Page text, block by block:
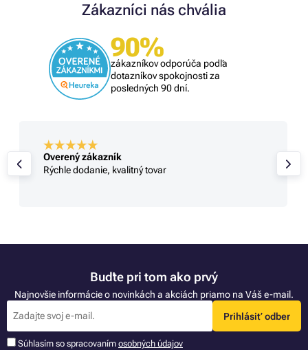
Zákazníci nás chvália
90%
zákazníkov odporúča podľa
dotazníkov spokojnosti za
posledných 90 dní.
Overený zákazník
Rýchle dodanie, kvalitný tovar
Buďte pri tom ako prvý
Najnovšie informácie o novinkách a akciách priamo na Váš e-mail.
Prihlásiť odber
Súhlasím so spracovaním osobných údajov